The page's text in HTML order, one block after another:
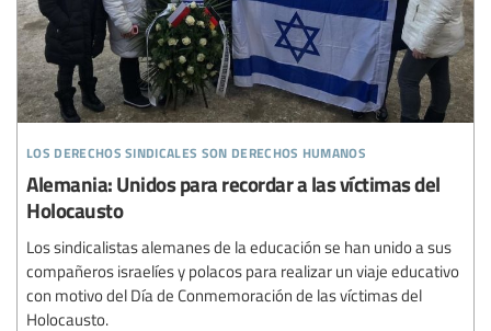
los derechos sindicales son derechos humanos
Alemania: Unidos para recordar a las víctimas del
Holocausto
Los sindicalistas alemanes de la educación se han unido a sus
compañeros israelíes y polacos para realizar un viaje educativo
con motivo del Día de Conmemoración de las víctimas del
Holocausto.